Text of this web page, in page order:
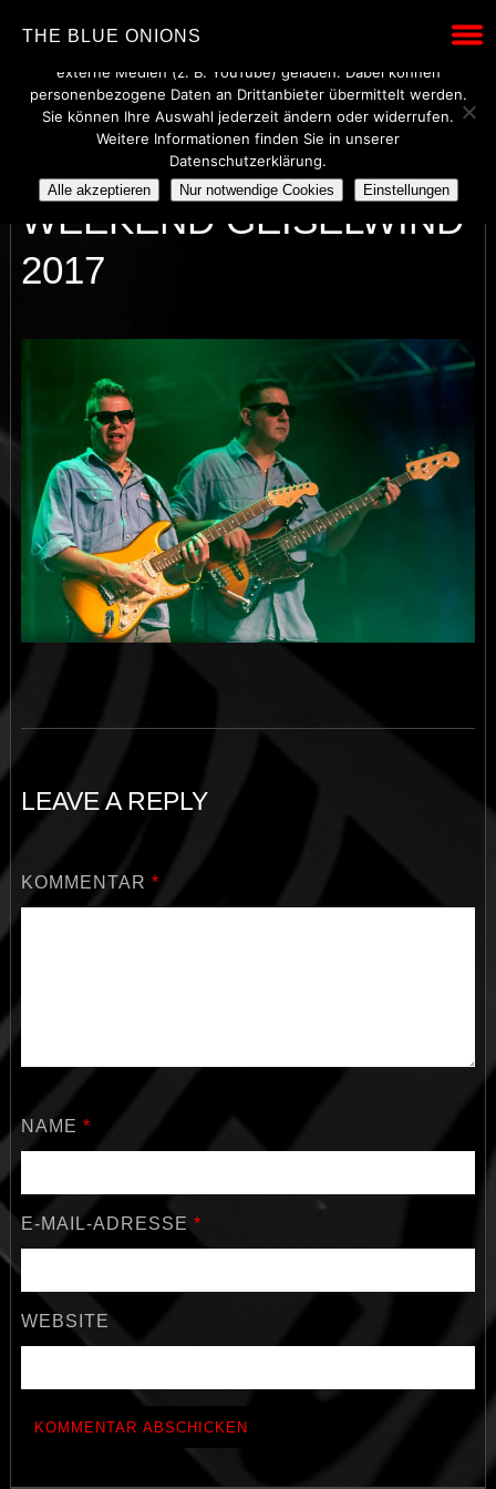
THE BLUE ONIONS
BIKE AND MUSIC
WEEKEND GEISELWIND
2017
LEAVE A REPLY
KOMMENTAR *
NAME *
E-MAIL-ADRESSE *
WEBSITE
Wir verwenden technisch notwendige Cookies, um den Betrieb
dieser Website sicherzustellen. Mit Ihrer Einwilligung werden
externe Medien (z. B. YouTube) geladen. Dabei können
personenbezogene Daten an Drittanbieter übermittelt werden.
Sie können Ihre Auswahl jederzeit ändern oder widerrufen.
Weitere Informationen finden Sie in unserer
Datenschutzerklärung.
Alle akzeptieren Nur notwendige Cookies Einstellungen